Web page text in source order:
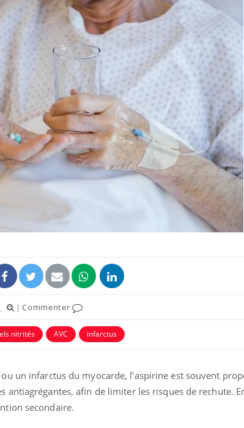
|Commenter
nitrités AVC infarctus
un infarctus du myocarde, l’aspirine est souvent
afin de limiter les risques de rechute.
secondaire.